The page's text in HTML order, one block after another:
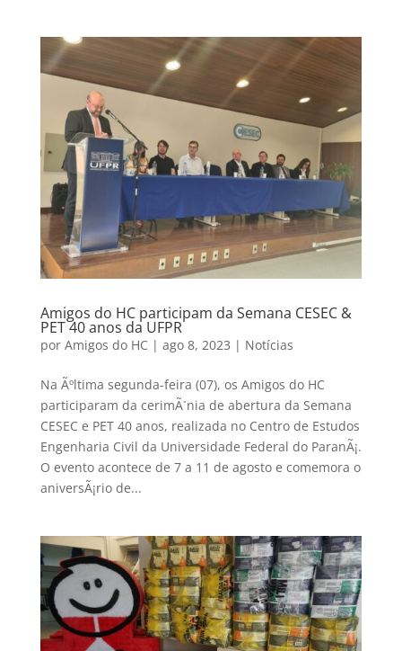
Amigos do HC participam da Semana CESEC &
PET 40 anos da UFPR
por Amigos do HC | ago 8, 2023 | Notícias
Na Ãºltima segunda-feira (07), os Amigos do HC
participaram da cerimÃ´nia de abertura da Semana
CESEC e PET 40 anos, realizada no Centro de Estudos
Engenharia Civil da Universidade Federal do ParanÃ¡.
O evento acontece de 7 a 11 de agosto e comemora o
aniversÃ¡rio de...